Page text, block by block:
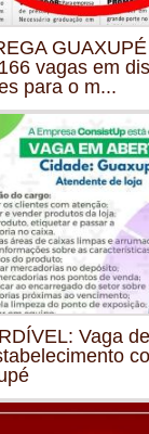
vagas em
para o m...
Vaga